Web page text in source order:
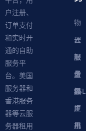
户注册、
订单支付
和实时开
通的自助
服务平
台。美国
服务器和
香港服务
器等云服
务器租用
物
理
服
务
器
云
服
务
器
轻
量
级
应
用
虚
拟
主
机
SSL
证
书